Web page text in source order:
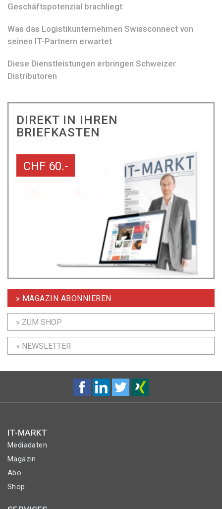
Geschäftspotenzial brachliegt
Was das Logistikunternehmen Swissconnect von
seinen IT-Partnern erwartet
Diese Dienstleistungen erbringen Schweizer
Distributoren
DIREKT IN IHREN
BRIEFKASTEN
CHF 60.-
» MAGAZIN ABONNIEREN
» ZUM SHOP
» NEWSLETTER
IT-MARKT
Mediadaten
Magazin
Abo
Shop